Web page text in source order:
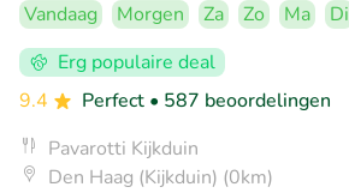
Vandaag Morgen Za Zo Ma Di
Erg populaire deal
9.4
Perfect • 587 beoordelingen
Pavarotti Kijkduin
Den Haag (Kijkduin) (0km)